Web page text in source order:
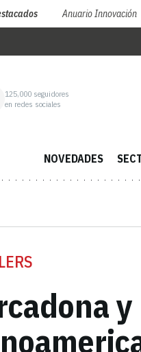
Anuario Innovación
125,000 seguidores
en redes sociales
NOVEDADES